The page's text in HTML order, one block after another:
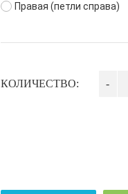
Правая (петли справа)
КОЛИЧЕСТВО: -